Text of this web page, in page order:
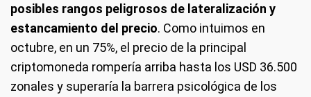
posibles rangos peligrosos de lateralización y
estancamiento del precio. Como intuimos en
octubre, en un 75%, el precio de la principal
criptomoneda rompería arriba hasta los USD 36.500
zonales y superaría la barrera psicológica de los